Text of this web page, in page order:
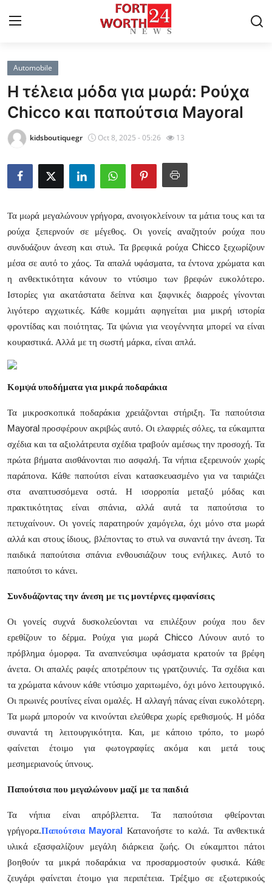
Home
Press Release
Contact
Privacy Policy
News Network
Health
Submit Press Release
Guest Posting
Crypto
Finance
Tech
Real Estate
General
Top 10
Automobile
Η τέλεια μόδα για μωρά: Ρούχα
Chicco και παπούτσια Mayoral
kidsboutiquegr Oct 8, 2025 - 05:26 13
Τα μωρά μεγαλώνουν γρήγορα, ανοιγοκλείνουν τα μάτια τους και τα
ρούχα ξεπερνούν σε μέγεθος. Οι γονείς αναζητούν ρούχα που
συνδυάζουν άνεση και στυλ. Τα βρεφικά ρούχαChicco ξεχωρίζουν
μέσα σε αυτό το χάος. Τα απαλά υφάσματα, τα έντονα χρώματα και
η ανθεκτικότητα κάνουν το ντύσιμο των βρεφών ευκολότερο.
Ιστορίες για ακατάστατα δείπνα και ξαφνικές διαρροές γίνονται
λιγότερο αγχωτικές. Κάθε κομμάτι αφηγείται μια μικρή ιστορία
φροντίδας και ποιότητας. Τα ψώνια για νεογέννητα μπορεί να είναι
κουραστικά. Αλλά με τη σωστή μάρκα, είναι απλά.
Κομψά υποδήματα για μικρά ποδαράκια
Τα μικροσκοπικά ποδαράκια χρειάζονται στήριξη. Τα παπούτσια
Mayoral προσφέρουν ακριβώς αυτό. Οι ελαφριές σόλες, τα εύκαμπτα
σχέδια και τα αξιολάτρευτα σχέδια τραβούν αμέσως την προσοχή. Τα
πρώτα βήματα αισθάνονται πιο ασφαλή. Τα νήπια εξερευνούν χωρίς
παράπονα. Κάθε παπούτσι είναι κατασκευασμένο για να ταιριάζει
στα αναπτυσσόμενα οστά. Η ισορροπία μεταξύ μόδας και
πρακτικότητας είναι σπάνια, αλλά αυτά τα παπούτσια το
πετυχαίνουν. Οι γονείς παρατηρούν χαμόγελα, όχι μόνο στα μωρά
αλλά και στους ίδιους, βλέποντας το στυλ να συναντά την άνεση. Τα
παιδικά παπούτσια σπάνια ενθουσιάζουν τους ενήλικες. Αυτό το
παπούτσι το κάνει.
Συνδυάζοντας την άνεση με τις μοντέρνες εμφανίσεις
Οι γονείς συχνά δυσκολεύονται να επιλέξουν ρούχα που δεν
ερεθίζουν το δέρμα. Ρούχα για μωρά Chicco
Λύνουν αυτό το
πρόβλημα όμορφα. Τα αναπνεύσιμα υφάσματα κρατούν τα βρέφη
άνετα. Οι απαλές ραφές αποτρέπουν τις γρατζουνιές. Τα σχέδια και
τα χρώματα κάνουν κάθε ντύσιμο χαριτωμένο, όχι μόνο λειτουργικό.
Οι πρωινές ρουτίνες είναι ομαλές. Η αλλαγή πάνας είναι ευκολότερη.
Τα μωρά μπορούν να κινούνται ελεύθερα χωρίς ερεθισμούς. Η μόδα
συναντά τη λειτουργικότητα. Και, με κάποιο τρόπο, το μωρό
φαίνεται έτοιμο για φωτογραφίες ακόμα και μετά τους
μεσημεριανούς ύπνους.
Παπούτσια που μεγαλώνουν μαζί με τα παιδιά
Τα νήπια είναι απρόβλεπτα. Τα παπούτσια φθείρονται
γρήγορα.Παπούτσια Mayoral Κατανοήστε το καλά. Τα ανθεκτικά
υλικά εξασφαλίζουν μεγάλη διάρκεια ζωής. Οι εύκαμπτοι πάτοι
βοηθούν τα μικρά ποδαράκια να προσαρμοστούν φυσικά. Κάθε
ζευγάρι φαίνεται έτοιμο για περιπέτεια. Τρέξιμο σε εξωτερικούς